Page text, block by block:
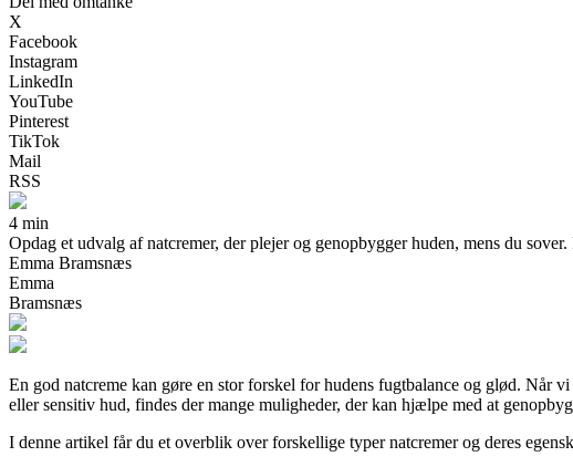
X
Facebook
Instagram
LinkedIn
YouTube
Pinterest
TikTok
Mail
RSS
4 min
Opdag et udvalg af natcremer, der plejer og genopbygger huden, mens du
Emma Bramsnæs
Emma
Bramsnæs
En god natcreme kan gøre en stor forskel for hudens fugtbalance og glød. Når
eller sensitiv hud, findes der mange muligheder, der kan hjælpe med at
I denne artikel får du et overblik over forskellige typer natcremer og deres